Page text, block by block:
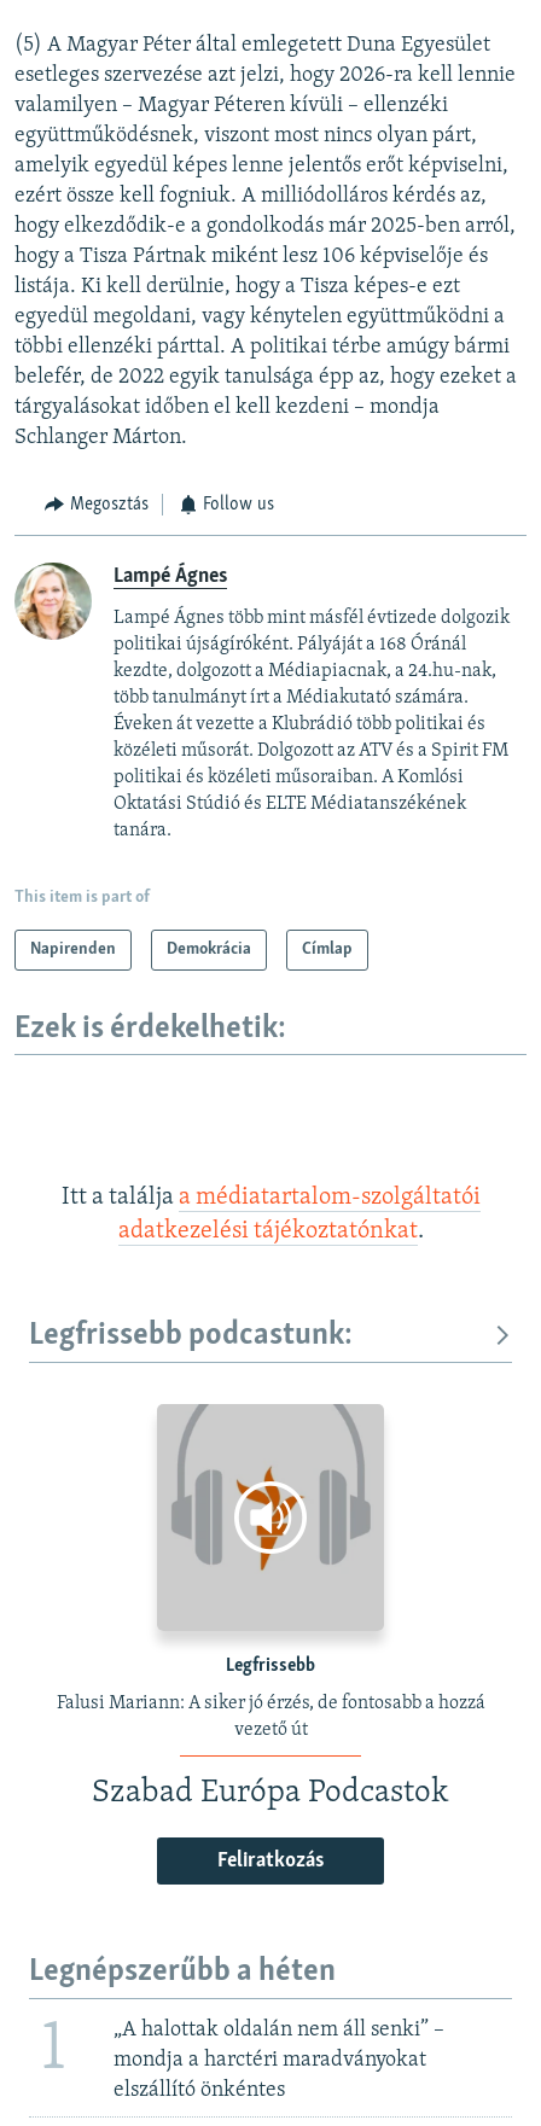
(5) A Magyar Péter által emlegetett Duna Egyesület
esetleges szervezése azt jelzi, hogy 2026-ra kell lennie
valamilyen – Magyar Péteren kívüli – ellenzéki
együttműködésnek, viszont most nincs olyan párt,
amelyik egyedül képes lenne jelentős erőt képviselni,
ezért össze kell fogniuk. A milliódolláros kérdés az,
hogy elkezdődik-e a gondolkodás már 2025-ben arról,
hogy a Tisza Pártnak miként lesz 106 képviselője és
listája. Ki kell derülnie, hogy a Tisza képes-e ezt
egyedül megoldani, vagy kénytelen együttműködni a
többi ellenzéki párttal. A politikai térbe amúgy bármi
belefér, de 2022 egyik tanulsága épp az, hogy ezeket a
tárgyalásokat időben el kell kezdeni – mondja
Schlanger Márton.
Megosztás Follow us
Lampé Ágnes
Lampé Ágnes több mint másfél évtizede dolgozik
politikai újságíróként. Pályáját a 168 Óránál
kezdte, dolgozott a Médiapiacnak, a 24.hu-nak,
több tanulmányt írt a Médiakutató számára.
Éveken át vezette a Klubrádió több politikai és
közéleti műsorát. Dolgozott az ATV és a Spirit FM
politikai és közéleti műsoraiban. A Komlósi
Oktatási Stúdió és ELTE Médiatanszékének
tanára.
This item is part of
Napirenden Demokrácia Címlap
Ezek is érdekelhetik:
Itt a találja a médiatartalom-szolgáltatói
adatkezelési tájékoztatónkat.
Legfrissebb podcastunk:
Legfrissebb
Falusi Mariann: A siker jó érzés, de fontosabb a hozzá
vezető út
Szabad Európa Podcastok
Feliratkozás
Legnépszerűbb a héten
1
„A halottak oldalán nem áll senki” –
mondja a harctéri maradványokat
elszállító önkéntes